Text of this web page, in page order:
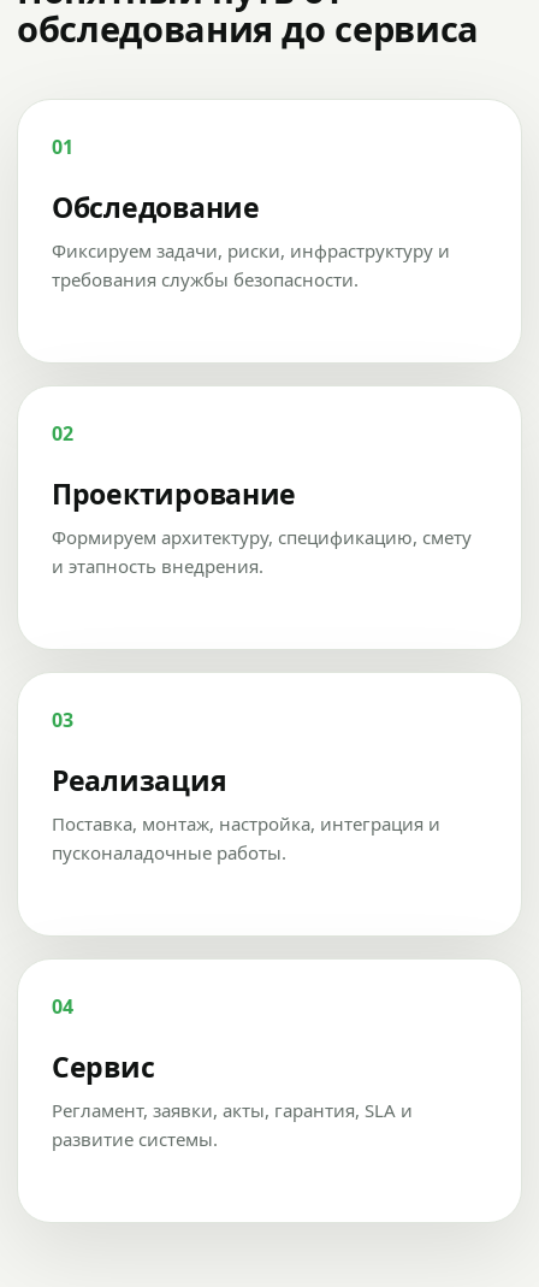
обследования до сервиса
01
Обследование
Фиксируем задачи, риски, инфраструктуру и
требования службы безопасности.
02
Проектирование
Формируем архитектуру, спецификацию, смету
и этапность внедрения.
03
Реализация
Поставка, монтаж, настройка, интеграция и
пусконаладочные работы.
04
Сервис
Регламент, заявки, акты, гарантия, SLA и
развитие системы.